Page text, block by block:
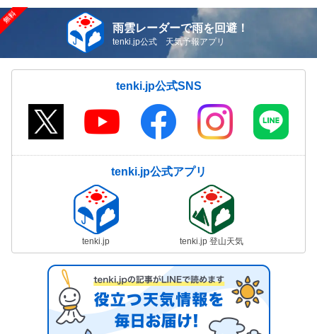
雨雲レーダーで雨を回避！
tenki.jp公式 天気予報アプリ
tenki.jp公式SNS
tenki.jp公式アプリ
tenki.jp tenki.jp 登山天気